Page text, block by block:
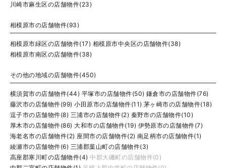
川崎市麻生区の店舗物件(23)
相模原市の店舗物件(93)
相模原市緑区の店舗物件(17) 相模原市中央区の店舗物件(38)
相模原市南区の店舗物件(38)
その他の地域の店舗物件(450)
横須賀市の店舗物件(44) 平塚市の店舗物件(50) 鎌倉市の店舗物件(76)
藤沢市の店舗物件(99) 小田原市の店舗物件(11) 茅ヶ崎市の店舗物件(18)
逗子市の店舗物件(8) 三浦市の店舗物件(2) 秦野市の店舗物件(10)
厚木市の店舗物件(86) 大和市の店舗物件(19) 伊勢原市の店舗物件(7)
海老名市の店舗物件(2) 座間市の店舗物件(2) 南足柄市の店舗物件(1)
綾瀬市の店舗物件(6) 三浦郡葉山町の店舗物件(3)
高座郡寒川町の店舗物件(4) 中郡大磯町の店舗物件(0)